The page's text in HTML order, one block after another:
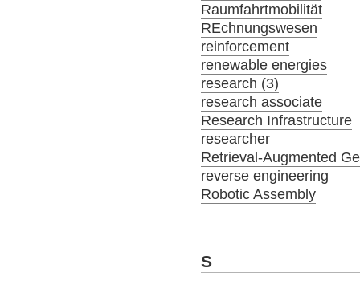
Raumfahrtmobilität
REchnungswesen
reinforcement
renewable energies
research (3)
research associate
Research Infrastructure
researcher
Retrieval-Augmented
reverse engineering
Robotic Assembly
S